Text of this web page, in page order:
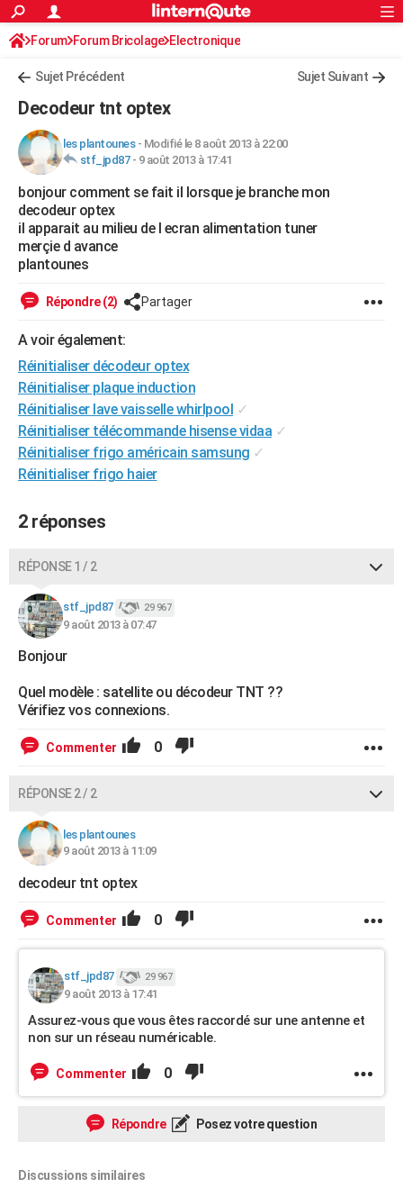
ACTUALITÉS
Politique
Société
Faits Divers
Education
Monde
Villes
+
FINANCE
Retraite
Impôts
Epargne
Immobilier
Risques naturels par ville
Banque
Assurance
Crédit
AUTO
Essais
Réserver un essai
Citadines
Berlines
SUV
Forum auto
+HIGH-TECH
Mobiles
Meilleur smartphone
Internet
Ordinateurs
Jeux vidéo
Guide high-tech
+BRICOLAGE
Forum
Aménagement intérieur
Extérieur
Cuisine
Salle de bains
Jardinage
Rangement
Guides de France
Escapades
Patrimoine
Expositions
Musées
Week-end nature
Art de vivre
Bien-être
Loisirs
Mode
Modes de vie
Alimentation
Guide de la santé
Maladies
Médicaments
Sommeil
VOYAGE
PHOTO
GUIDES D'ACHAT
CARTE DE VOEUX
Carte de Noël
Carte Bonne année
Carte Saint-Valentin
Carte Pâques
Carte d'anniversaire
DICTIONNAIRE
Dictionnaire
Biographies
Citations
Expressions
Proverbes
PROGRAMME TV
FORUM
Bricolage
Lifestyle
Culture
Sport
Auto
Television
Voyage
Cinema
S'inscrire
Connexion
Forum Forum Bricolage Electronique
Sujet Précédent Sujet Suivant
Decodeur tnt optex
les plantounes- Modifié le 8 août 2013 à 22:00
stf_jpd87- 9 août 2013 à 17:41
bonjour comment se fait il lorsque je branche mon
decodeur optex
il apparait au milieu de l ecran alimentation tuner
merçie d avance
plantounes
Répondre (2) Partager
A voir également:
Réinitialiser décodeur optex
Réinitialiser plaque induction
Réinitialiser lave vaisselle whirlpool ✓
Réinitialiser télécommande hisense vidaa ✓
Réinitialiser frigo américain samsung ✓
Réinitialiser frigo haier
2 réponses
RÉPONSE 1 / 2
stf_jpd87 29 967
9 août 2013 à 07:47
Bonjour
Quel modèle : satellite ou décodeur TNT ??
Vérifiez vos connexions.
Commenter 0
RÉPONSE 2 / 2
les plantounes
9 août 2013 à 11:09
decodeur tnt optex
Commenter 0
stf_jpd87 29 967
9 août 2013 à 17:41
Assurez-vous que vous êtes raccordé sur une antenne et
non sur un réseau numéricable.
Commenter 0
Répondre Posez votre question
Discussions similaires